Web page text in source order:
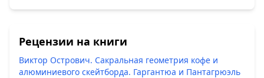
Рецензии на книги
Виктор Острович. Сакральная геометрия кофе и
алюминиевого скейтборда. Гаргантюа и Пантагрюэль